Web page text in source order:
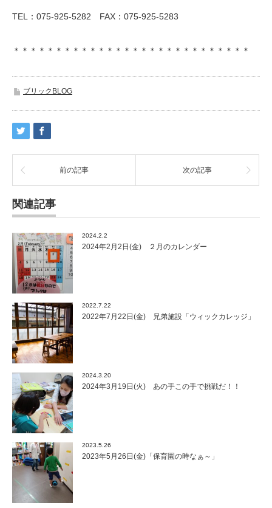
TEL：075-925-5282 FAX：075-925-5283
＊＊＊＊＊＊＊＊＊＊＊＊＊＊＊＊＊＊＊＊＊＊＊＊＊＊＊＊
ブリックBLOG
前の記事 次の記事
関連記事
2024.2.2
2024年2月2日(金) ２月のカレンダー
2022.7.22
2022年7月22日(金) 兄弟施設「ウィックカレッジ」
2024.3.20
2024年3月19日(火) あの手この手で挑戦だ！！
2023.5.26
2023年5月26日(金)「保育園の時なぁ～」